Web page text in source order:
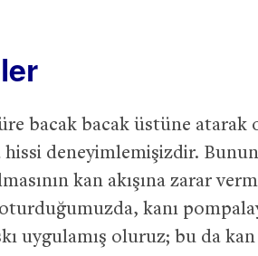
bacak bacak üstüne atarak
hissi deneyimlemişizdir.
kan akışına zarar
kanı
uygulamış oluruz; bu da kan